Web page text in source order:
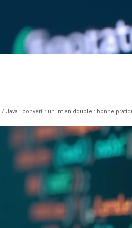
/ Java : convertir un int en double : bonne